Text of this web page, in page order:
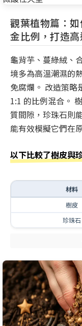
觀葉植物篇：
金比例，打造
龜背芋、蔓綠絨、
境多為高溫潮濕的
免腐爛。 改造策略
1:1 的比例混合。
質間隙，珍珠石則
能有效模擬它們在
以下比較了樹皮與
材料
樹皮
珍珠石